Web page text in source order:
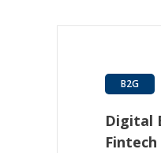
B2G
Digital